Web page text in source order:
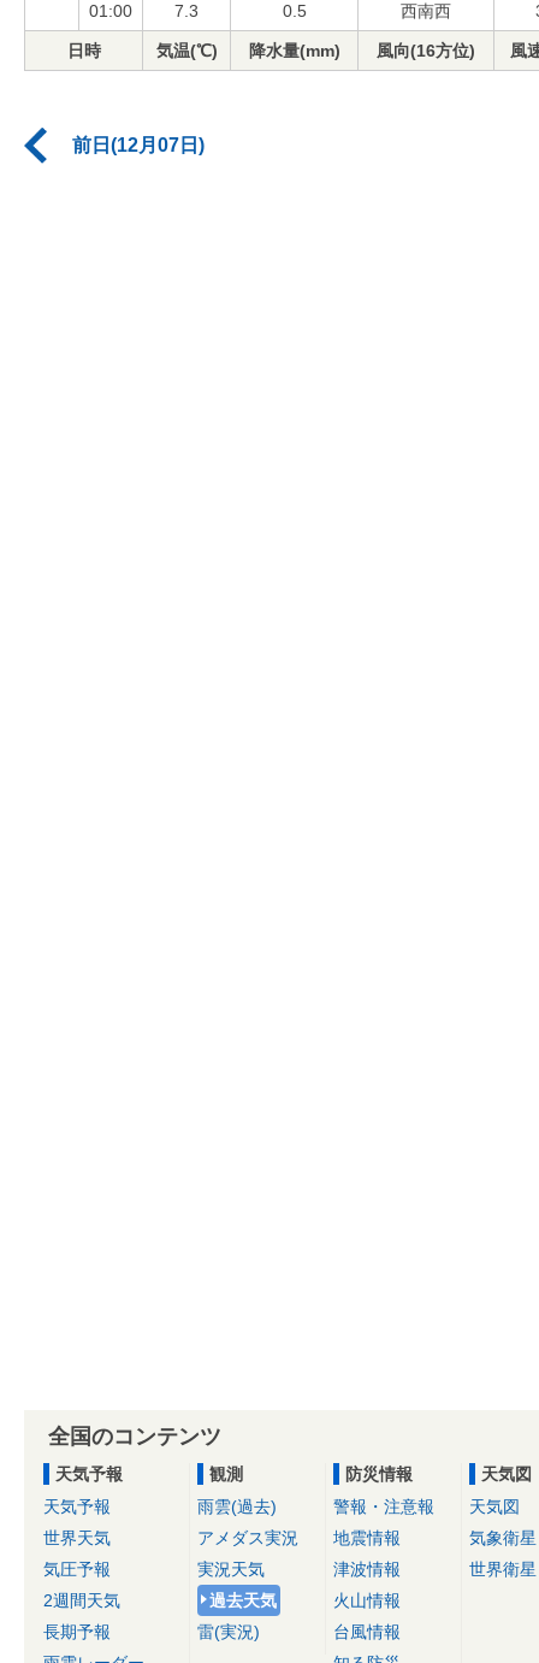
01:00 7.3 0.5 西南西
日時 気温(℃) 降水量(mm) 風向(16方位) 風
前日(12月07日)
全国のコンテンツ
天気予報
天気予報
世界天気
気圧予報
2週間天気
長期予報
観測
雨雲(過去)
アメダス実況
実況天気
過去天気
雷(実況)
防災情報
警報・注意報
地震情報
津波情報
火山情報
台風情報
天気図
天気図
気象衛星
世界衛星